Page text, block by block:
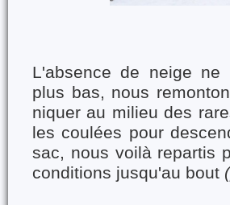
L'absence de neige ne
plus bas, nous
niquer au milieu des
les coulées pour
sac, nous voilà repartis
conditions jusqu'au bout